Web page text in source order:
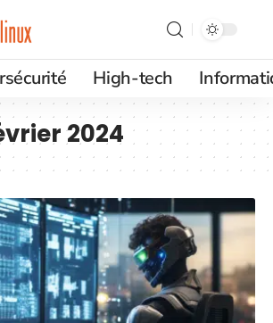
High-tech
2024